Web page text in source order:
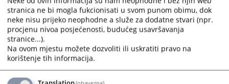
Trenutno nema vijesti
stranica ne bi mogla fukcionisati u svom punom obimu, dok
neke nisu prijeko neophodne a služe za dodatne stvari (npr.
procjenu nivoa posjećenosti, budućeg usavršavanja
stranice...).
Na ovom mjestu možete dozvoliti ili uskratiti pravo na
korištenje tih informacija.